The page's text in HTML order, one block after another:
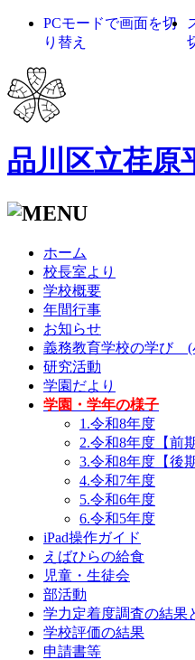
PCモードで画面を切
り替え
品川区立荏原
ホーム
校長室より
学校概要
年間行事
お知らせ
義務教育学校の学び (
研究活動
学園だより
学園・学年の様子
1.令和8年度
2.令和8年度【前
3.令和8年度【後
4.令和7年度
5.令和6年度
6.令和5年度
iPad操作ガイド
えばひらの給食
児童・生徒会
部活動
学力定着度調査の結果
学校評価の結果
申請書等